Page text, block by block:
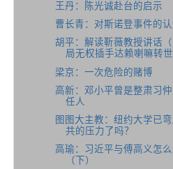
王丹：陈光诚赴台的启示
曹长青：对斯诺登事件的认
胡平：解读靳薇教授讲话
局无权插手达赖喇嘛转世
梁京：一次危险的赌博
高新：邓小平曾是整肃习
任人
图图大主教：纽约大学已
共的压力了吗？
高瑜：习近平与傅高义怎么
（下）